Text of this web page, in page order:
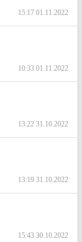
15:17 01.11.2022
10:33 01.11.2022
13:22 31.10.2022
13:19 31.10.2022
15:43 30.10.2022